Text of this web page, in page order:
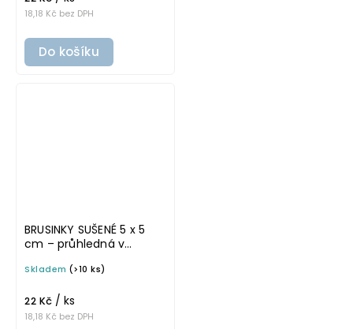
18,18 Kč bez DPH
Do košíku
BRUSINKY SUŠENÉ 5 x 5
cm – průhledná v
omyvatelná samolepka
Skladem (>10 ks)
18,18 Kč bez DPH
22 Kč / ks